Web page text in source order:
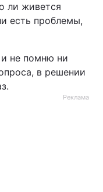
ли живется
есть проблемы,
не помню ни
в решении
Реклама